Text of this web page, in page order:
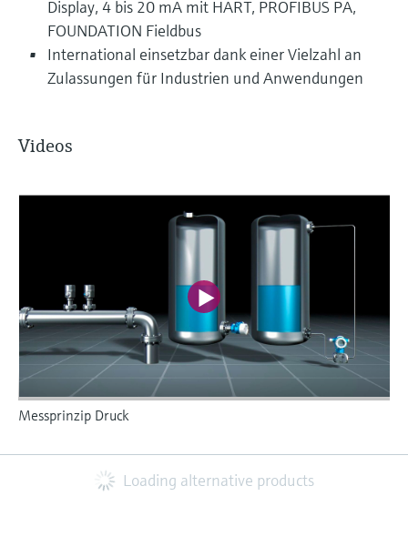
Display, 4 bis 20 mA mit HART, PROFIBUS PA,
FOUNDATION Fieldbus
International einsetzbar dank einer Vielzahl an
Zulassungen für Industrien und Anwendungen
Videos
Messprinzip Druck
Loading alternative products